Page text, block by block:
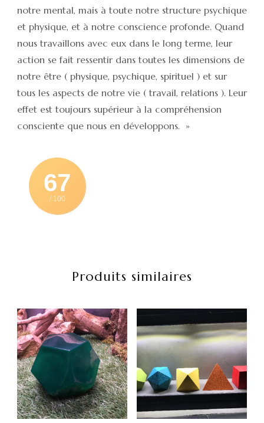
notre mental, mais à toute notre structure psychique
et physique, et à notre conscience profonde. Quand
nous travaillons avec eux dans le long terme, leur
action se fait ressentir dans toutes les dimensions de
notre être ( physique, psychique, spirituel ) et sur
tous les aspects de notre vie ( travail, relations ). Leur
effet est toujours supérieur à la compréhension
consciente que nous en développons. »
67
/ 100
Produits similaires